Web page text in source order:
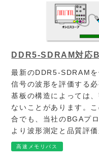
DDR5-SDRAM対応
最新のDDR5-SDRAMを
信号の波形を評価する
基板の構造によっては
ないことがあります。
合でも、当社のBGAプ
より波形測定と品質評
高速メモリバス